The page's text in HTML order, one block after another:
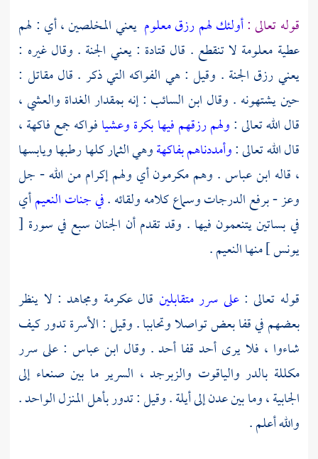
قوله تعالى :أولئك لهم رزق معلوم يعني المخلصين ، أي : لهم
عطية معلومة لا تنقطع . قال قتادة : يعني الجنة . وقال غيره :
يعني رزق الجنة . وقيل : هي الفواكه التي ذكر . قالمقاتل :
حين يشتهونه . وقال ابن السائب : إنه بمقدار الغداة والعشي ،
قال الله تعالى :ولهم رزقهم فيها بكرة وعشيافواكه جمع فاكهة ،
قال الله تعالى :وأمددناهم بفاكهةوهي الثمار كلها رطبها ويابسها
، قاله ابن عباس. وهم مكرمون أي ولهم إكرام من الله - جل
وعز - برفع الدرجات وسماع كلامه ولقائه .في جنات النعيمأي
في بساتين يتنعمون فيها . وقد تقدم أن الجنان سبع في سورة [
يونس ] منها النعيم .
قوله تعالى :على سرر متقابلين قالعكرمة ومجاهد : لا ينظر
بعضهم في قفا بعض تواصلا وتحاببا . وقيل : الأسرة تدور كيف
شاءوا ، فلا يرى أحد قفا أحد . وقال ابن عباس : على سرر
مكللة بالدر والياقوت والزبرجد ، السرير ما بين صنعاء إلى
الجابية ، وما بين عدن إلى أيلة . وقيل : تدور بأهل المنزل الواحد .
والله أعلم .